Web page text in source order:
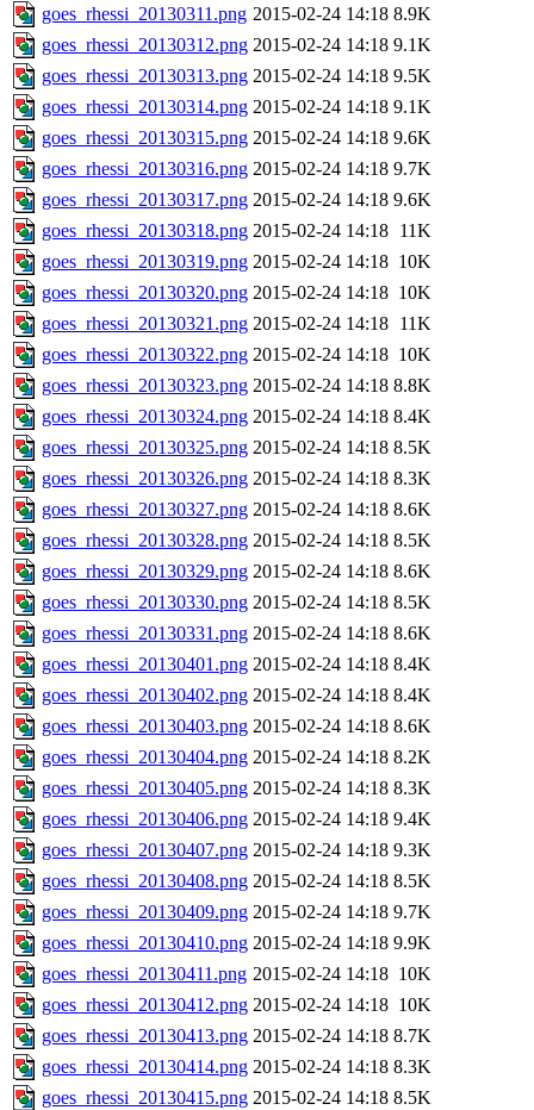
goes_rhessi_20130311.png 2015-02-24 14:18 8.9K
goes_rhessi_20130312.png 2015-02-24 14:18 9.1K
goes_rhessi_20130313.png 2015-02-24 14:18 9.5K
goes_rhessi_20130314.png 2015-02-24 14:18 9.1K
goes_rhessi_20130315.png 2015-02-24 14:18 9.6K
goes_rhessi_20130316.png 2015-02-24 14:18 9.7K
goes_rhessi_20130317.png 2015-02-24 14:18 9.6K
goes_rhessi_20130318.png 2015-02-24 14:18 11K
goes_rhessi_20130319.png 2015-02-24 14:18 10K
goes_rhessi_20130320.png 2015-02-24 14:18 10K
goes_rhessi_20130321.png 2015-02-24 14:18 11K
goes_rhessi_20130322.png 2015-02-24 14:18 10K
goes_rhessi_20130323.png 2015-02-24 14:18 8.8K
goes_rhessi_20130324.png 2015-02-24 14:18 8.4K
goes_rhessi_20130325.png 2015-02-24 14:18 8.5K
goes_rhessi_20130326.png 2015-02-24 14:18 8.3K
goes_rhessi_20130327.png 2015-02-24 14:18 8.6K
goes_rhessi_20130328.png 2015-02-24 14:18 8.5K
goes_rhessi_20130329.png 2015-02-24 14:18 8.6K
goes_rhessi_20130330.png 2015-02-24 14:18 8.5K
goes_rhessi_20130331.png 2015-02-24 14:18 8.6K
goes_rhessi_20130401.png 2015-02-24 14:18 8.4K
goes_rhessi_20130402.png 2015-02-24 14:18 8.4K
goes_rhessi_20130403.png 2015-02-24 14:18 8.6K
goes_rhessi_20130404.png 2015-02-24 14:18 8.2K
goes_rhessi_20130405.png 2015-02-24 14:18 8.3K
goes_rhessi_20130406.png 2015-02-24 14:18 9.4K
goes_rhessi_20130407.png 2015-02-24 14:18 9.3K
goes_rhessi_20130408.png 2015-02-24 14:18 8.5K
goes_rhessi_20130409.png 2015-02-24 14:18 9.7K
goes_rhessi_20130410.png 2015-02-24 14:18 9.9K
goes_rhessi_20130411.png 2015-02-24 14:18 10K
goes_rhessi_20130412.png 2015-02-24 14:18 10K
goes_rhessi_20130413.png 2015-02-24 14:18 8.7K
goes_rhessi_20130414.png 2015-02-24 14:18 8.3K
goes_rhessi_20130415.png 2015-02-24 14:18 8.5K